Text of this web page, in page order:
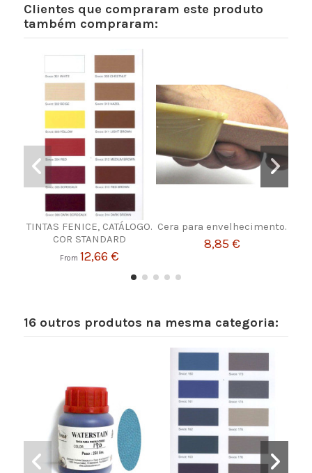
Clientes que compraram este produto
também compraram:
TINTAS FENICE, CATÁLOGO.
COR STANDARD
From 12,66 €
Cera para envelhecimento.
8,85 €
16 outros produtos na mesma categoria: